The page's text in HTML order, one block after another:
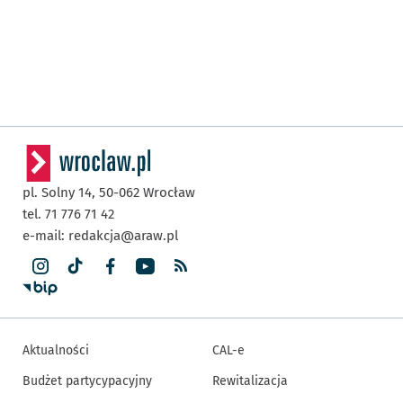
pl. Solny 14, 50-062 Wrocław
tel. 71 776 71 42
e-mail: redakcja@araw.pl
Aktualności
Budżet partycypacyjny
CAL-e
Rewitalizacja